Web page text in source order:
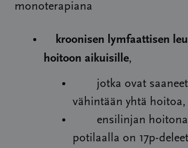
monoterapiana
kroonisen lymfaattisen
hoitoon aikuisille,
jotka ovat saaneet
vähintään yhtä hoitoa,
ensilinjan
potilaalla on 17p-